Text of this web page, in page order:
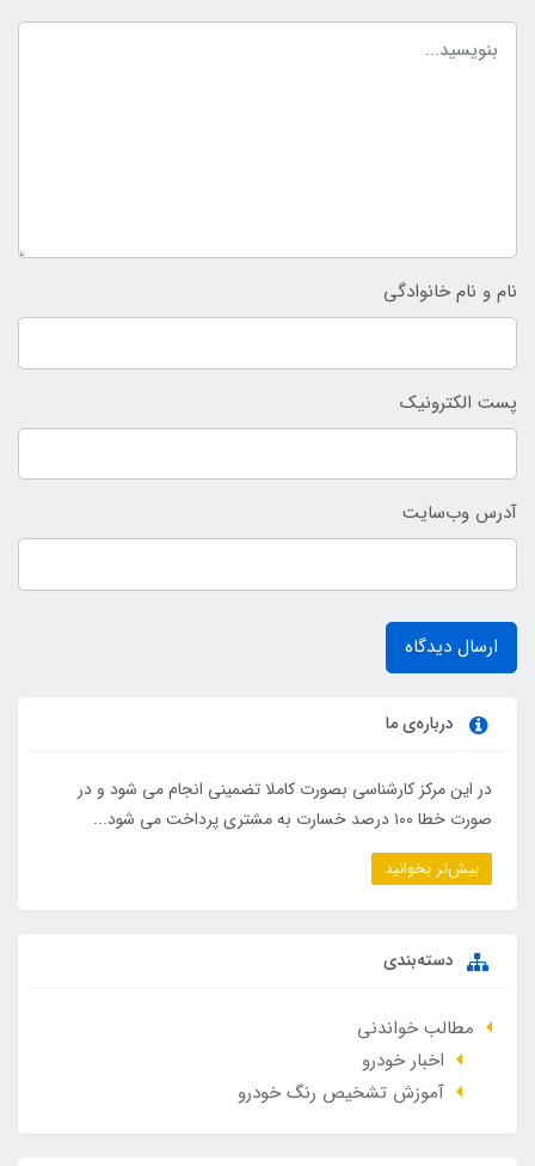
نام و نام خانوادگی
پست الکترونیک
آدرس وب‌سایت
ارسال دیدگاه
درباره‌ی ما
در این مرکز کارشناسی بصورت کاملا تضمینی انجام می شود و در
صورت خطا ۱۰۰ درصد خسارت به مشتری پرداخت می شود...
بیش‌تر بخوانید
دسته‌بندی
مطالب خواندنی
اخبار خودرو
آموزش تشخیص رنگ خودرو